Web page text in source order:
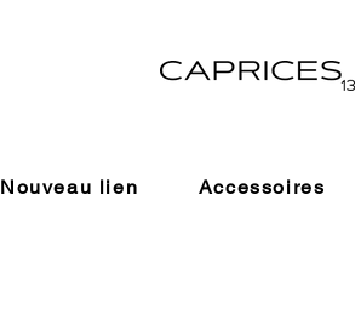
Nouveau lien Accessoires